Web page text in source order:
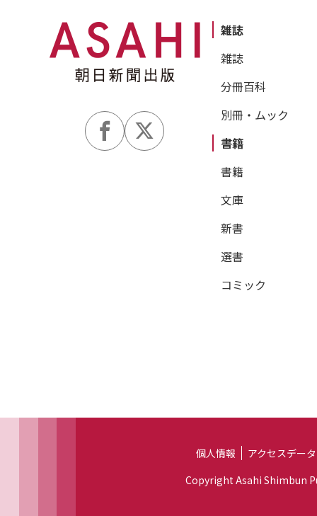
雑誌
雑誌
分冊百科
別冊・ムック
書籍
書籍
文庫
新書
選書
コミック
個人情報
アクセスデータ
Copyright Asahi Shimbun